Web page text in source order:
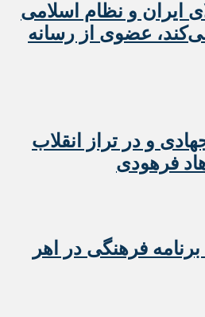
ایران و نظام اسلامی
عضوی از رسانه
و در تراز انقلاب
فرهودی